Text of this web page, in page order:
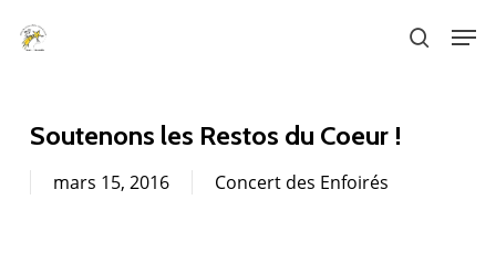
search
Soutenons les Restos du Coeur !
mars 15, 2016 Concert des Enfoirés